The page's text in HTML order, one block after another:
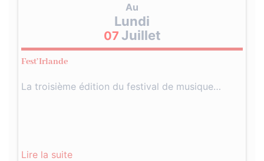
Au
Lundi
07 Juillet
Fest’Irlande
La troisième édition du festival de musique…
Lire la suite